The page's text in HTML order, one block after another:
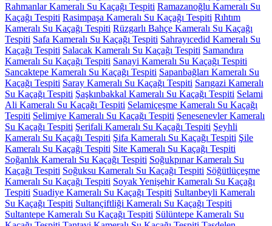
Rahmanlar Kameralı Su Kaçağı Tespiti Ramazanoğlu Kameralı Su
Kaçağı Tespiti Rasimpaşa Kameralı Su Kaçağı Tespiti Rıhtım
Kameralı Su Kaçağı Tespiti Rüzgarlı Bahçe Kameralı Su Kaçağı
Tespiti Safa Kameralı Su Kaçağı Tespiti Sahrayıcedid Kameralı Su
Kaçağı Tespiti Salacak Kameralı Su Kaçağı Tespiti Samandıra
Kameralı Su Kaçağı Tespiti Sanayi Kameralı Su Kaçağı Tespiti
Sancaktepe Kameralı Su Kaçağı Tespiti Sapanbağları Kameralı Su
Kaçağı Tespiti Saray Kameralı Su Kaçağı Tespiti Sarıgazi Kameralı
Su Kaçağı Tespiti Şaşkınbakkal Kameralı Su Kaçağı Tespiti Selami
Ali Kameralı Su Kaçağı Tespiti Selamiçeşme Kameralı Su Kaçağı
Tespiti Selimiye Kameralı Su Kaçağı Tespiti Şenesenevler Kameralı
Su Kaçağı Tespiti Şerifali Kameralı Su Kaçağı Tespiti Şeyhli
Kameralı Su Kaçağı Tespiti Şifa Kameralı Su Kaçağı Tespiti Şile
Kameralı Su Kaçağı Tespiti Site Kameralı Su Kaçağı Tespiti
Soğanlık Kameralı Su Kaçağı Tespiti Soğukpınar Kameralı Su
Kaçağı Tespiti Soğuksu Kameralı Su Kaçağı Tespiti Söğütlüçeşme
Kameralı Su Kaçağı Tespiti Soyak Yenişehir Kameralı Su Kaçağı
Tespiti Suadiye Kameralı Su Kaçağı Tespiti Sultanbeyli Kameralı
Su Kaçağı Tespiti Sultançiftliği Kameralı Su Kaçağı Tespiti
Sultantepe Kameralı Su Kaçağı Tespiti Sülüntepe Kameralı Su